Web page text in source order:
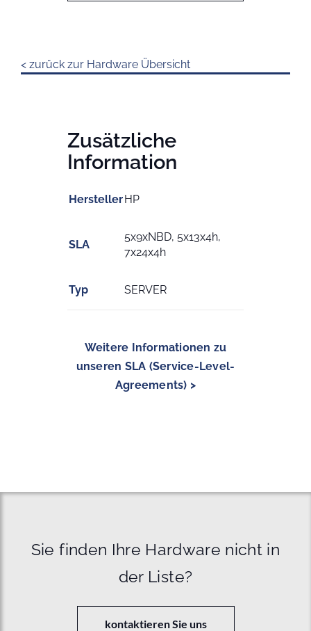
< zurück zur Hardware Übersicht
Zusätzliche
Information
HerstellerHP
SLA
5x9xNBD, 5x13x4h,
7x24x4h
Typ SERVER
Weitere Informationen zu
unseren SLA (Service-Level-
Agreements) >
Sie finden Ihre Hardware nicht in
der Liste?
kontaktieren Sie uns